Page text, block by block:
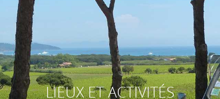
LIEUX ET ACTIVITÉS